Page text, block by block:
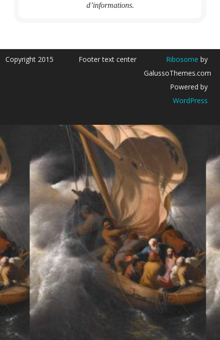
d’informations.
Copyright 2015 Footer text center Ribosome by
GalussoThemes.com
Powered by
WordPress